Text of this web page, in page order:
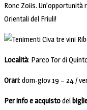
Ronc Zoiis. Un’opportunità
Orientali del Friuli!
Località: Parco Tor di
Orari: dom-giov 19 – 24 /
Per info e acquistodel